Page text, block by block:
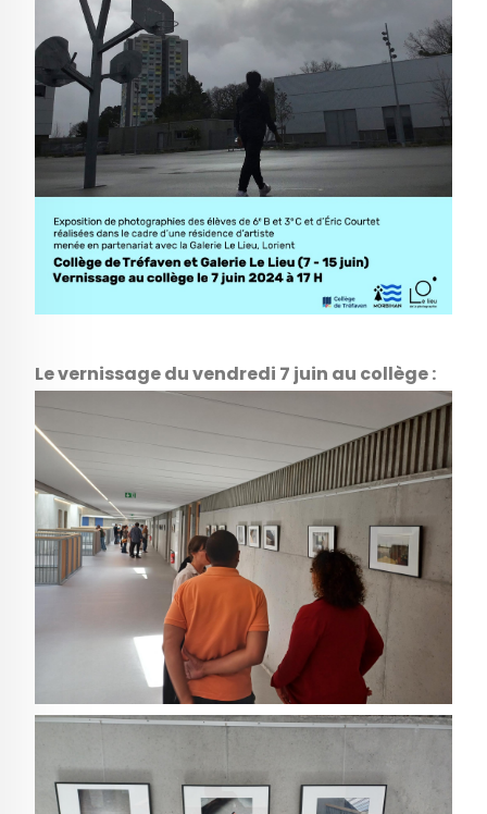
Le vernissage du vendredi 7 juin au collège :